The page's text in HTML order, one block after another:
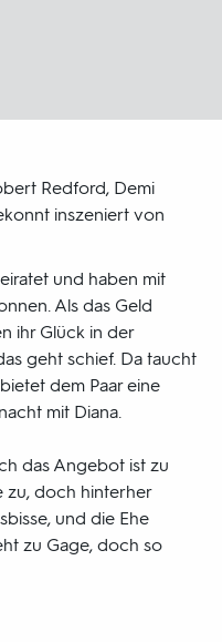
Redford, Demi
inszeniert von
und haben mit
Als das Geld
ihr Glück in der
geht schief. Da taucht
dem Paar eine
mit Diana.
das Angebot ist zu
zu, doch hinterher
und die Ehe
zu Gage, doch so